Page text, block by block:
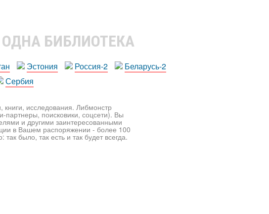
БИБЛИОТЕКА
Эстония Россия-2
Беларусь-2
Сербия
книги, исследования. Либмонстр
партнеры, поисковики, соцсети). Вы
и другими заинтересованными
в Вашем распоряжении - более 100
было, так есть и так будет всегда.